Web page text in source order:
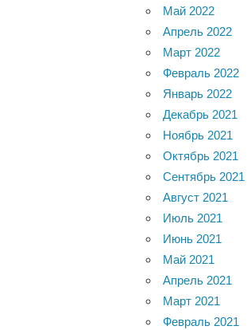
Май 2022
Апрель 2022
Март 2022
Февраль 2022
Январь 2022
Декабрь 2021
Ноябрь 2021
Октябрь 2021
Сентябрь 2021
Август 2021
Июль 2021
Июнь 2021
Май 2021
Апрель 2021
Март 2021
Февраль 2021